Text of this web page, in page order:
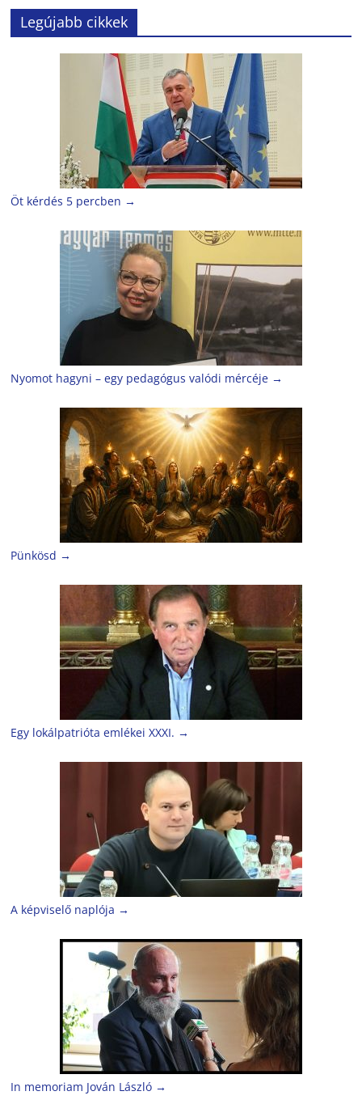
Legújabb cikkek
Öt kérdés 5 percben →
Nyomot hagyni – egy pedagógus valódi mércéje →
Pünkösd →
Egy lokálpatrióta emlékei XXXI. →
A képviselő naplója →
In memoriam Jován László →